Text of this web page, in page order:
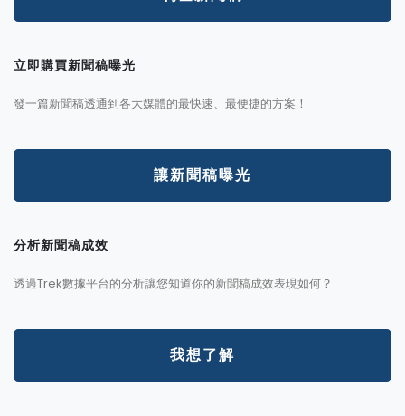
立即購買新聞稿曝光
發一篇新聞稿透通到各大媒體的最快速、最便捷的方案！
讓新聞稿曝光
分析新聞稿成效
透過Trek數據平台的分析讓您知道你的新聞稿成效表現如何？
我想了解